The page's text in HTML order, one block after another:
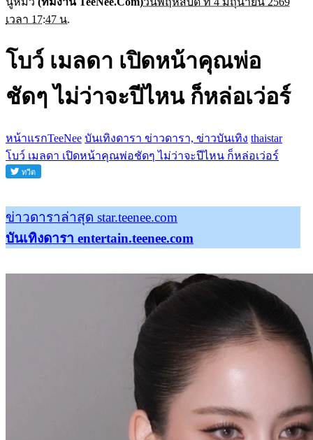
เวลา 17:47 น.
โบว์ เมลดา เปิดหน้าคุณพ่อ
ชัดๆ ไม่ว่าจะปีไหน ก็หล่อเว่อร์
หน้าแรกTeeNee บันเทิงดารา ข่าวดารา, ข่าวบันเทิง thaistar
โบว์ เมลดา เปิดหน้าคุณพ่อชัดๆ ไม่ว่าจะปีไหน ก็หล่อเว่อร์
ข่าวดาราล่าสุด star.teenee.com
บันเทิงดารา entertain.teenee.com